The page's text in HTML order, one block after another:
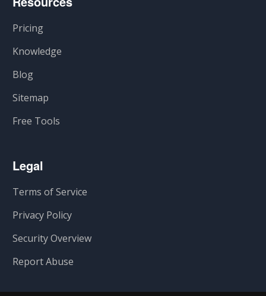
Pricing
Knowledge
Blog
Sitemap
Free Tools
Legal
Terms of Service
Privacy Policy
Security Overview
Report Abuse